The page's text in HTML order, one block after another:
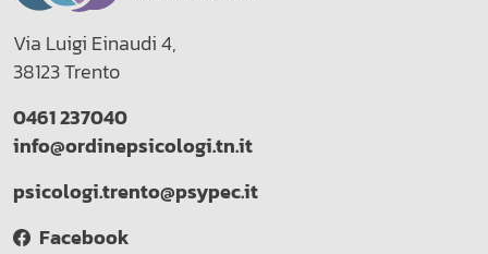
Via Luigi Einaudi 4,
38123 Trento
0461 237040
info@ordinepsicologi.tn.it
psicologi.trento@psypec.it
Facebook